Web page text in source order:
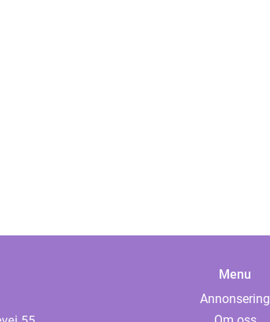
Menu
Annonsering